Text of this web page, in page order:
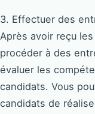
3. Effectuer des
Après avoir reçu
procéder à des
évaluer les
candidats. Vous
candidats de